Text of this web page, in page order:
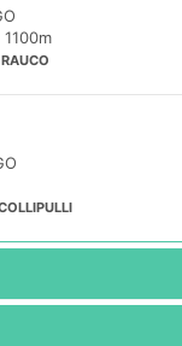
1100m
RAUCO